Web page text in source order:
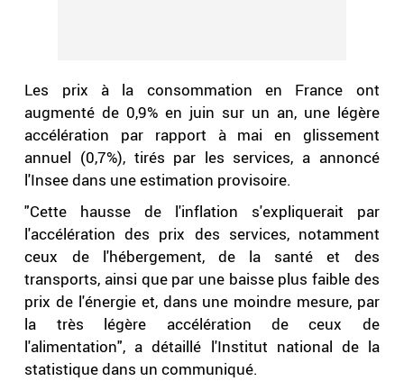
Les prix à la consommation en France ont
augmenté de 0,9% en juin sur un an, une légère
accélération par rapport à mai en glissement
annuel (0,7%), tirés par les services, a annoncé
l'Insee dans une estimation provisoire.
"Cette hausse de l'inflation s'expliquerait par
l'accélération des prix des services, notamment
ceux de l'hébergement, de la santé et des
transports, ainsi que par une baisse plus faible des
prix de l'énergie et, dans une moindre mesure, par
la très légère accélération de ceux de
l'alimentation", a détaillé l'Institut national de la
statistique dans un communiqué.